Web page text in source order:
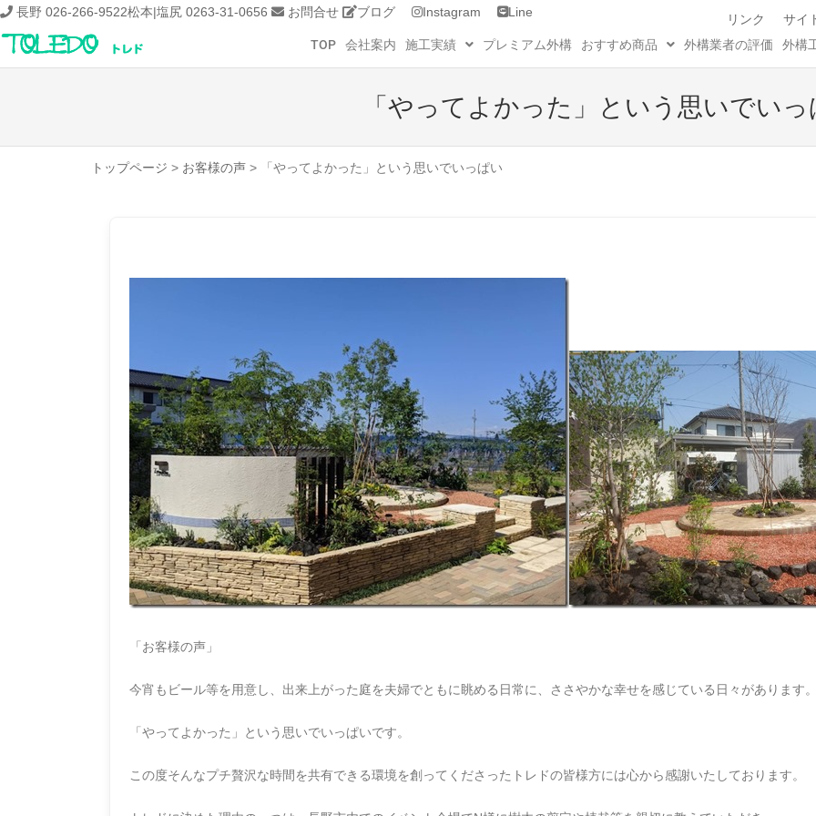
長野 026-266-9522松本|塩尻 0263-31-0656 お問合せ ブログ Instagram Line サイ
リンク
TOP
会社案内 施工実績 プレミアム外構 おすすめ商品 外構業者の評価 外構
「やってよかった」という思いでい
トップページ > お客様の声 > 「やってよかった」という思いでいっぱい
「お客様の声」
今宵もビール等を用意し、出来上がった庭を夫婦でともに眺める日常に、ささやかな幸せを感じている日々があります
「やってよかった」という思いでいっぱいです。
この度そんなプチ贅沢な時間を共有できる環境を創ってくださったトレドの皆様方には心から感謝いたしております。